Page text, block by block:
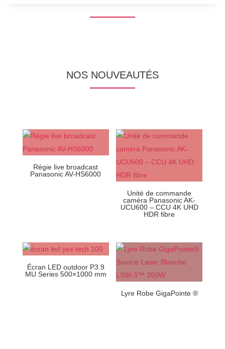
NOS NOUVEAUTÉS
Régie live broadcast
Panasonic AV-HS6000
Unité de commande
caméra Panasonic AK-
UCU600 – CCU 4K UHD
HDR fibre
Écran LED outdoor P3.9
MU Series 500×1000 mm
Lyre Robe GigaPointe ®